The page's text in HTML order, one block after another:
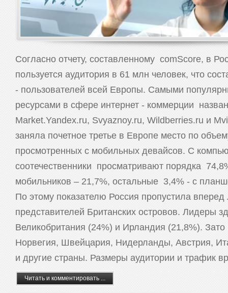
Согласно отчету, составленному comScore, в
пользуется аудитория в 61 млн человек, что
- пользователей всей Европы. Самыми
ресурсами в сфере интернет - коммерции
Market.Yandex.ru, Svyaznoy.ru, Wildberries.ru и
заняла почетное третье в Европе место по
просмотренных с мобильных девайсов. С
соотечественники просматривают порядка
мобильников – 21,7%, остальные 3,4% - с
По этому показателю Россия пропустила
представителей Британских островов. Лидеры
Великобритания (24%) и Ирландия (21,8%). Зато
Норвегия, Швейцария, Нидерланды, Австрия,
и другие страны. Размеры аудитории и трафик
Читать и комментировать ...